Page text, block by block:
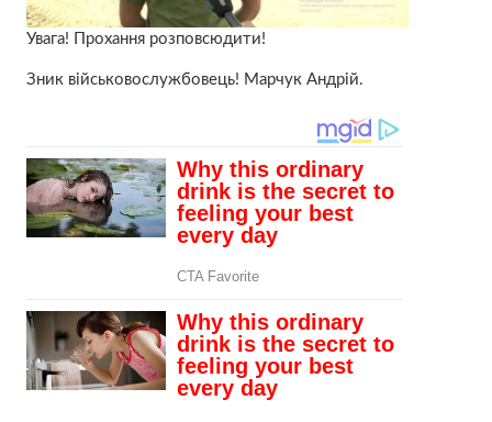
Увага! Прохання розповсюдити!
Зник військовослужбовець! Марчук Андрій.